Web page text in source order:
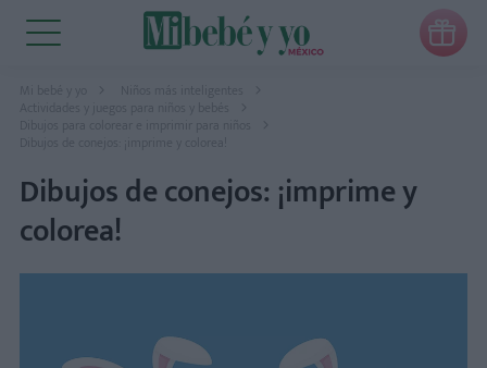

Mi bebé y yo
Niños más inteligentes
Actividades y juegos para niños y bebés
Dibujos para colorear e imprimir para niños
Dibujos de conejos: ¡imprime y colorea!
Dibujos de conejos: ¡imprime y
colorea!